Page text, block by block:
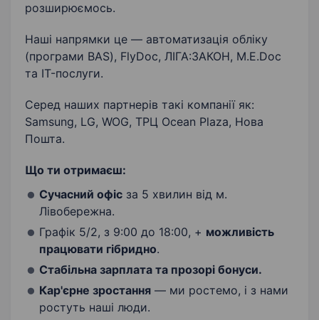
розширюємось.
Наші напрямки це — автоматизація обліку
(програми BAS), FlyDoc, ЛІГА:ЗАКОН, M.E.Doc
та IT-послуги.
Серед наших партнерів такі компанії як:
Samsung, LG, WOG, ТРЦ Ocean Plaza, Нова
Пошта.
Що ти отримаєш:
Сучасний офіс за 5 хвилин від м.
Лівобережна.
Графік 5/2, з 9:00 до 18:00, + можливість
працювати гібридно.
Стабільна зарплата та прозорі бонуси.
Кар'єрне зростання — ми ростемо, і з нами
ростуть наші люди.